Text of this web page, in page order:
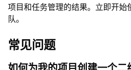
项目和任务管理的结果。立即开始
队。
常见问题